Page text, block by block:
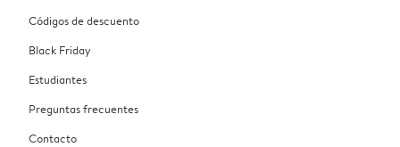
Códigos de descuento
Black Friday
Estudiantes
Preguntas frecuentes
Contacto